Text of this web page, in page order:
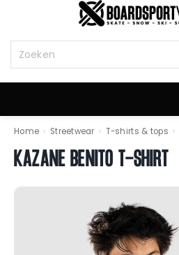
r
Home › Streetwear › T-shirts & tops ›
KAZANE BENITO T-SHIRT